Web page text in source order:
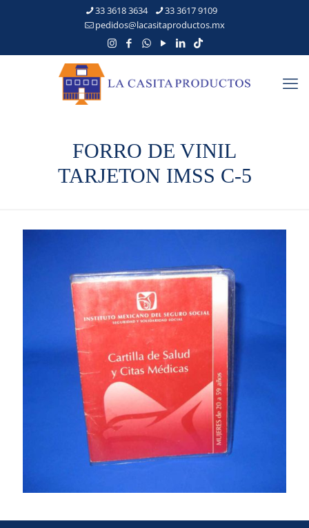
33 3618 3634
33 3617 9109
pedidos@lacasitaproductos.mx
FORRO DE VINIL
TARJETON IMSS C-5